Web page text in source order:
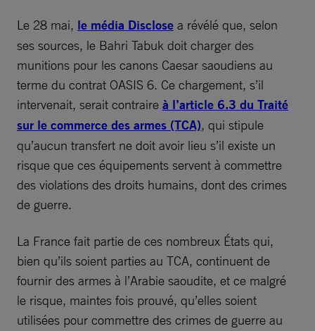
Le 28 mai, le média Disclose a révélé que, selon
ses sources, le Bahri Tabuk doit charger des
munitions pour les canons Caesar saoudiens au
terme du contrat OASIS 6. Ce chargement, s’il
intervenait, serait contraire à l’article 6.3 du Traité
sur le commerce des armes (TCA), qui stipule
qu’aucun transfert ne doit avoir lieu s’il existe un
risque que ces équipements servent à commettre
des violations des droits humains, dont des crimes
de guerre.
La France fait partie de ces nombreux États qui,
bien qu’ils soient parties au TCA, continuent de
fournir des armes à l’Arabie saoudite, et ce malgré
le risque, maintes fois prouvé, qu’elles soient
utilisées pour commettre des crimes de guerre au